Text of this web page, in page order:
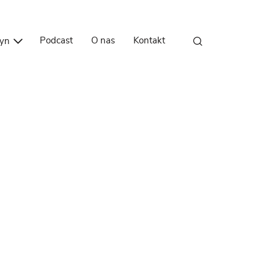
Podcast O nas Kontakt
Przejdź do treści